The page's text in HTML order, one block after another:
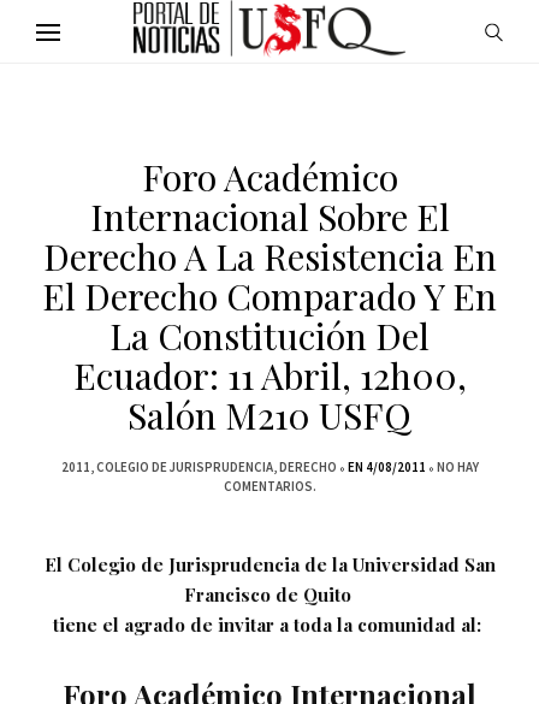
Foro Académico
Internacional Sobre El
Derecho A La Resistencia En
El Derecho Comparado Y En
La Constitución Del
Ecuador: 11 Abril, 12h00,
Salón M210 USFQ
2011 COLEGIO DE JURISPRUDENCIA DERECHO EN 4/08/2011
NO HAY
COMENTARIOS.
El Colegio de Jurisprudencia de la Universidad San
Francisco de Quito
tiene el agrado de invitar a toda la comunidad al:
Foro Académico Internacional